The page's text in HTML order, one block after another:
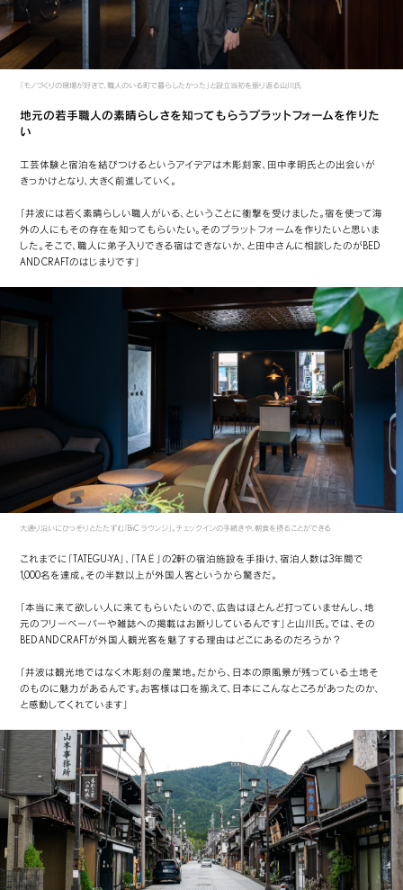
「モノづくりの現場が好きで、職人のいる町で暮らしたかった」と設立当初を振り返る山川氏
地元の若手職人の素晴らしさを知ってもらうプラットフォームを作りた
い
工芸体験と宿泊を結びつけるというアイデアは木彫刻家、田中孝明氏との出会いが
きっかけとなり、大きく前進していく。
「井波には若く素晴らしい職人がいる、ということに衝撃を受けました。宿を使って海
外の人にもその存在を知ってもらいたい。そのプラットフォームを作りたいと思いま
した。そこで、職人に弟子入りできる宿はできないか、と田中さんに相談したのがBED
AND CRAFTのはじまりです」
大通り沿いにひっそりとたたずむ「BnC ラウンジ」。チェックインの手続きや、朝食を摂ることができる
これまでに「TATEGU-YA」、「TAЁ」の2軒の宿泊施設を手掛け、宿泊人数は3年間で
1,000名を達成。その半数以上が外国人客というから驚きだ。
「本当に来て欲しい人に来てもらいたいので、広告はほとんど打っていませんし、地
元のフリーペーパーや雑誌への掲載はお断りしているんです」と山川氏。では、その
BED AND CRAFTが外国人観光客を魅了する理由はどこにあるのだろうか？
「井波は観光地ではなく木彫刻の産業地。だから、日本の原風景が残っている土地そ
のものに魅力があるんです。お客様は口を揃えて、日本にこんなところがあったのか、
と感動してくれています」